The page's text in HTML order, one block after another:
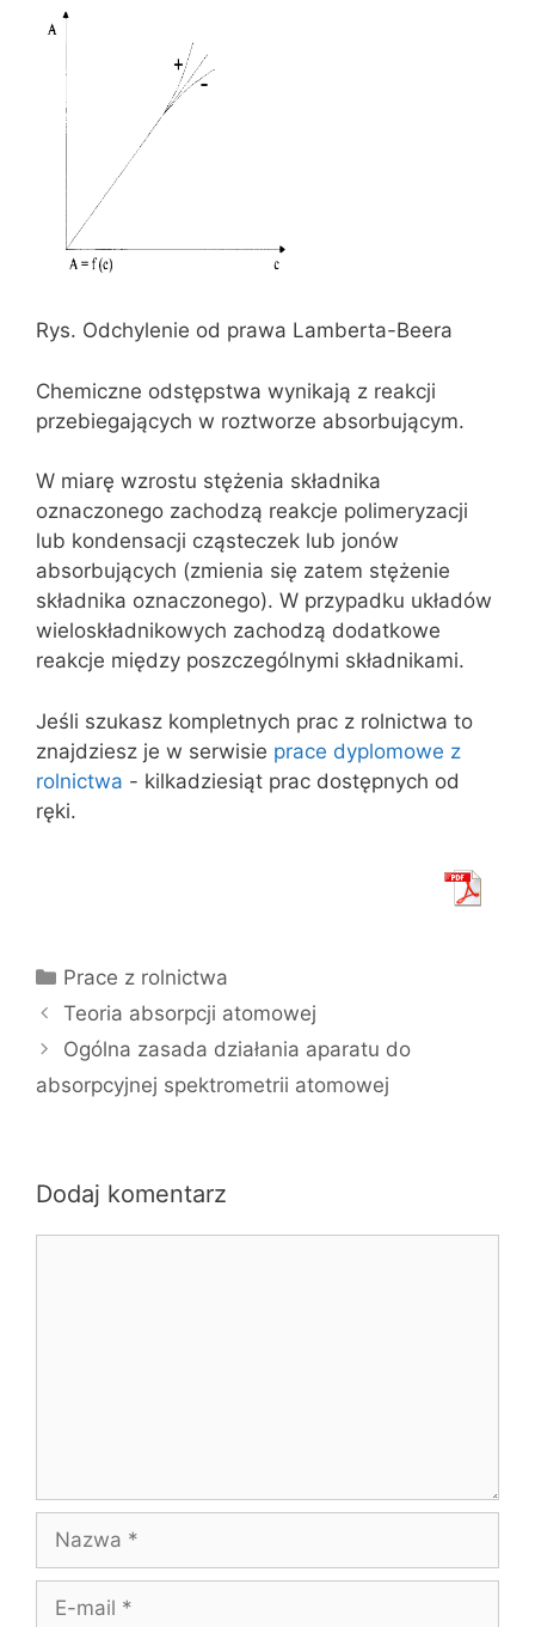
Rys. Odchylenie od prawa Lamberta-Beera
Chemiczne odstępstwa wynikają z reakcji
przebiegających w roztworze absorbującym.
W miarę wzrostu stężenia składnika
oznaczonego zachodzą reakcje polimeryzacji
lub kondensacji cząsteczek lub jonów
absorbujących (zmienia się zatem stężenie
składnika oznaczonego). W przypadku układów
wieloskładnikowych zachodzą dodatkowe
reakcje między poszczególnymi składnikami.
Jeśli szukasz kompletnych prac z rolnictwa to
znajdziesz je w serwisie prace dyplomowe z
rolnictwa - kilkadziesiąt prac dostępnych od
ręki.
Kategorie
Prace z rolnictwa
Teoria absorpcji atomowej
Ogólna zasada działania aparatu do
absorpcyjnej spektrometrii atomowej
Dodaj komentarz
Nazwa